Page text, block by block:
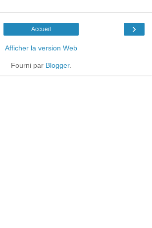
›
Accueil
Afficher la version Web
Fourni par Blogger.